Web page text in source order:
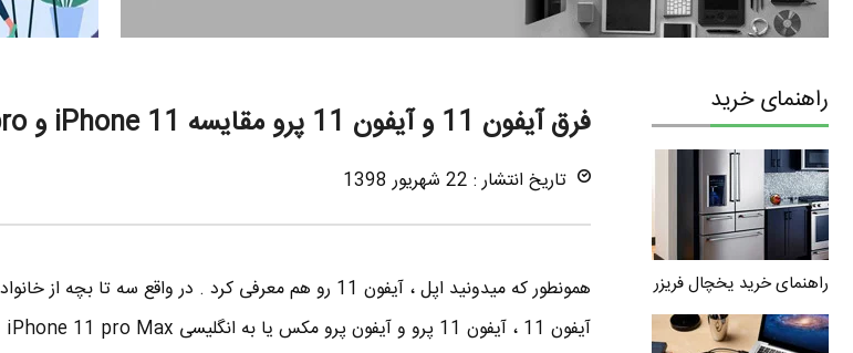
راهنمای خرید
راهنمای خرید یخچال فریزر
فرق آیفون 11 و آیفون 11 پرو مقایسه iPhone 11 و iPhone 11 pro
تاریخ انتشار : 22 شهریور 1398